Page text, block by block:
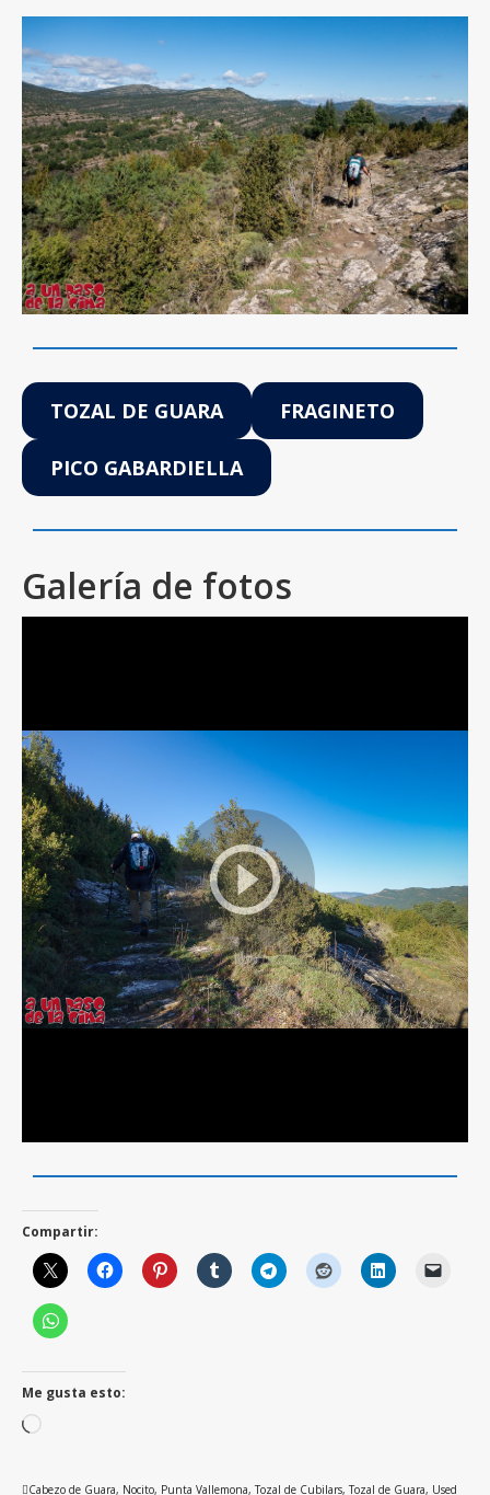
TOZAL DE GUARA FRAGINETO
PICO GABARDIELLA
Galería de fotos
Compartir:
Me gusta esto:
Cargando...
Cabezo de Guara, Nocito, Punta Vallemona,Tozal de Cubilars,Tozal de Guara, Used